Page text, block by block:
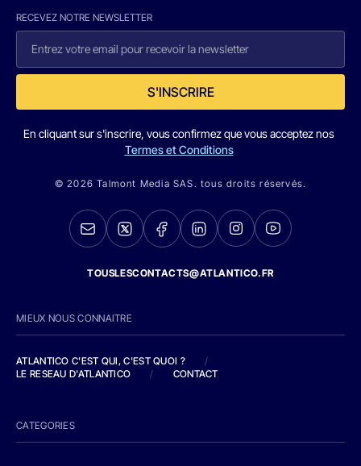
RECEVEZ NOTRE NEWSLETTER
S'INSCRIRE
En cliquant sur s'inscrire, vous confirmez que vous acceptez nos
Termes et Conditions
© 2026 Talmont Media SAS. tous droits réservés.
TOUSLESCONTACTS@ATLANTICO.FR
MIEUX NOUS CONNAITRE
ATLANTICO C'EST QUI, C'EST QUOI ?
/
LE RESEAU D'ATLANTICO
/ CONTACT
CATEGORIES